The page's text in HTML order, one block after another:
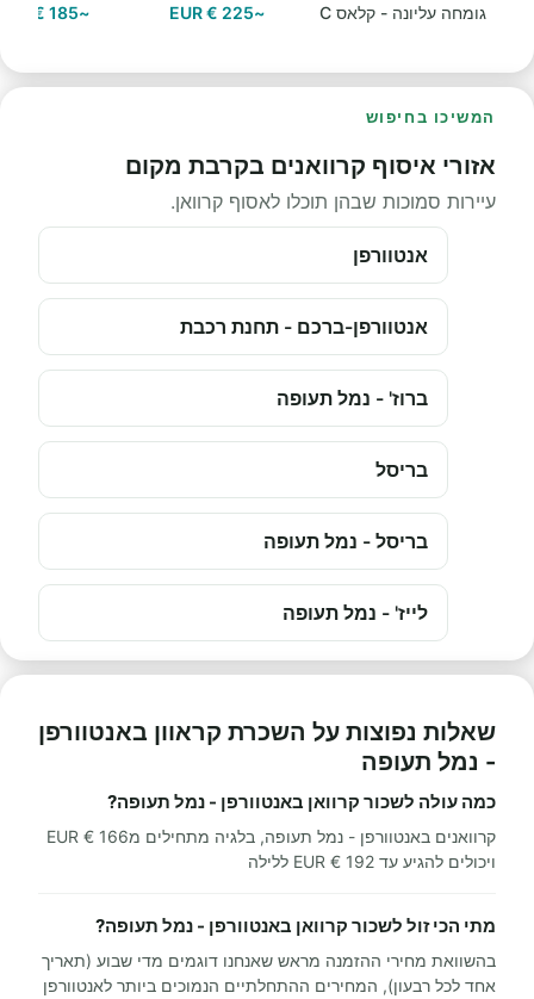
גומחה עליונה - קלאס C ~225 € EUR
~185 € EUR
המשיכו בחיפוש
אזורי איסוף קרוואנים בקרבת מקום
עיירות סמוכות שבהן תוכלו לאסוף קרוואן.
אנטוורפן
אנטוורפן-ברכם - תחנת רכבת
ברוז' - נמל תעופה
בריסל
בריסל - נמל תעופה
לייז' - נמל תעופה
שאלות נפוצות על השכרת קראוון באנטוורפן
- נמל תעופה
כמה עולה לשכור קרוואן באנטוורפן - נמל תעופה?
קרוואנים באנטוורפן - נמל תעופה, בלגיה מתחילים מ166 € EUR
ויכולים להגיע עד 192 € EUR ללילה
מתי הכי זול לשכור קרוואן באנטוורפן - נמל תעופה?
בהשוואת מחירי ההזמנה מראש שאנחנו דוגמים מדי שבוע (תאריך
אחד לכל רבעון), המחירים ההתחלתיים הנמוכים ביותר לאנטוורפן